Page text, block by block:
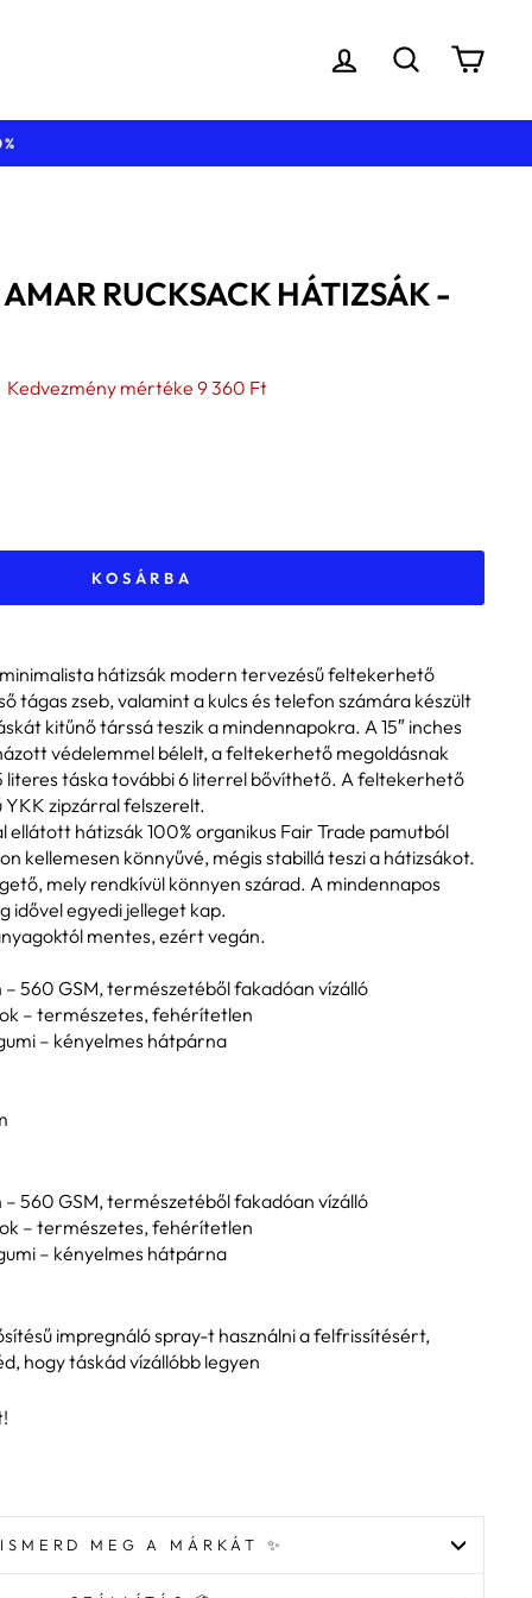
BEJELENTKEZÉS
KERESÉS
RUCKSACK HÁTIZSÁK -
Kedvezmény mértéke 9 360 Ft
KOSÁRBA
hátizsák modern tervezésű feltekerhető
tágas zseb, valamint a kulcs és telefon számára készült
kitűnő társsá teszik a mindennapokra. A 15″ inches
védelemmel bélelt, a feltekerhető megoldásnak
literes táska további 6 literrel bővíthető. A feltekerhető
YKK zipzárral felszerelt.
ellátott hátizsák 100% organikus Fair Trade pamutból
kellemesen könnyűvé, mégis stabillá teszi a hátizsákot.
mely rendkívül könnyen szárad. A mindennapos
idővel egyedi jelleget kap.
mentes, ezért vegán.
560 GSM, természetéből fakadóan vízálló
– természetes, fehérítetlen
– kényelmes hátpárna
560 GSM, természetéből fakadóan vízálló
– természetes, fehérítetlen
– kényelmes hátpárna
impregnáló spray-t használni a felfrissítésért,
hogy táskád vízállóbb legyen
ISMERD MEG A MÁRKÁT ✨